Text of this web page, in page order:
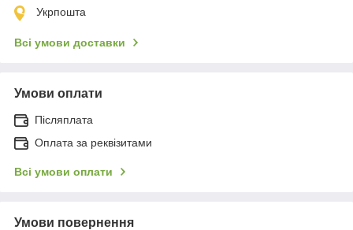
Укрпошта
Всі умови доставки
Умови оплати
Післяплата
Оплата за реквізитами
Всі умови оплати
Умови повернення